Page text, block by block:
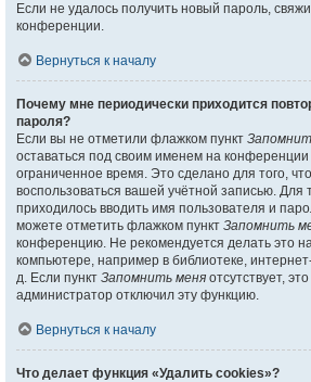
Если не удалось получить новый пароль,
конференции.
Вернуться к началу
Почему мне периодически приходится
пароля?
Если вы не отметили флажком пункт
оставаться под своим именем на конференции
ограниченное время. Это сделано для того,
воспользоваться вашей учётной записью. Для
приходилось вводить имя пользователя и
можете отметить флажком пункт Запомнить
конференцию. Не рекомендуется делать это
компьютере, например в библиотеке,
д. Если пункт Запомнить меня отсутствует,
администратор отключил эту функцию.
Вернуться к началу
Что делает функция «Удалить cookies»?